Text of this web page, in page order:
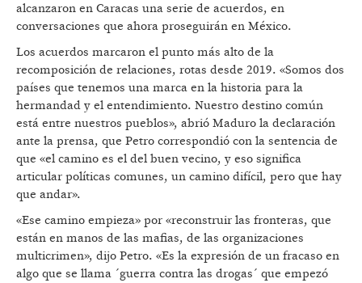
alcanzaron en Caracas una serie de acuerdos, en
conversaciones que ahora proseguirán en México.
Los acuerdos marcaron el punto más alto de la
recomposición de relaciones, rotas desde 2019. «Somos dos
países que tenemos una marca en la historia para la
hermandad y el entendimiento. Nuestro destino común
está entre nuestros pueblos», abrió Maduro la declaración
ante la prensa, que Petro correspondió con la sentencia de
que «el camino es el del buen vecino, y eso significa
articular políticas comunes, un camino difícil, pero que hay
que andar».
«Ese camino empieza» por «reconstruir las fronteras, que
están en manos de las mafias, de las organizaciones
multicrimen», dijo Petro. «Es la expresión de un fracaso en
algo que se llama ´guerra contra las drogas´ que empezó